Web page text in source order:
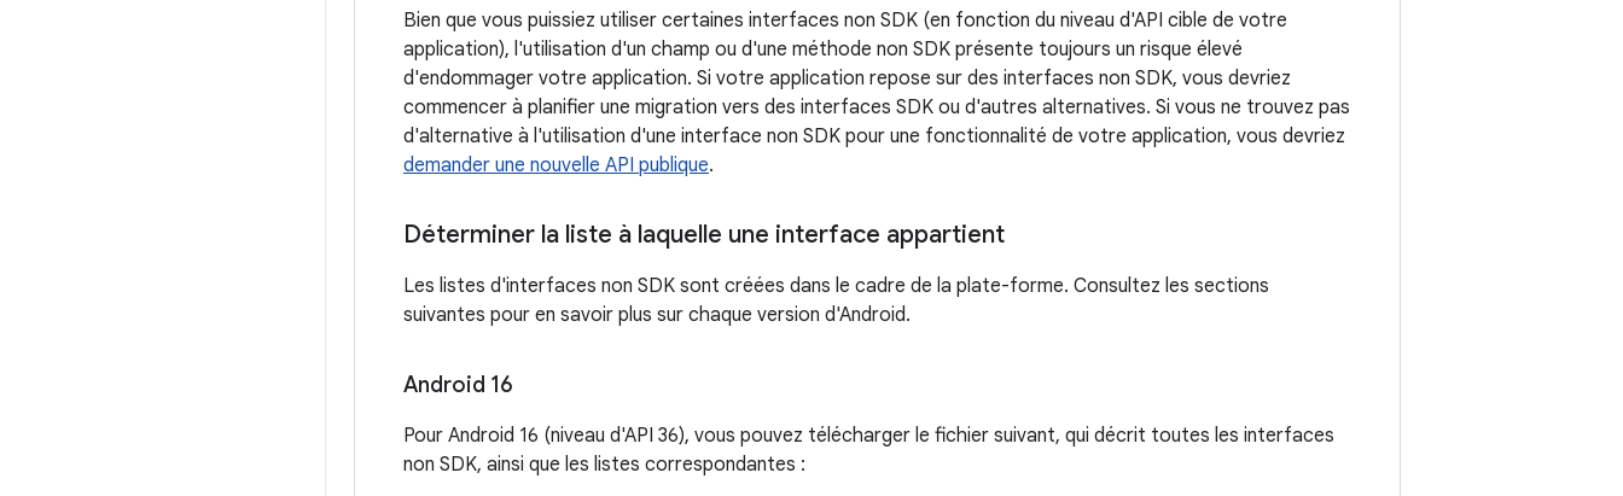
Bien que vous puissiez utiliser certaines interfaces non SDK (en fonction du niveau d'API cible de votre
application), l'utilisation d'un champ ou d'une méthode non SDK présente toujours un risque élevé
d'endommager votre application. Si votre application repose sur des interfaces non SDK, vous devriez
commencer à planifier une migration vers des interfaces SDK ou d'autres alternatives. Si vous ne trouvez pas
d'alternative à l'utilisation d'une interface non SDK pour une fonctionnalité de votre application, vous devriez
demander une nouvelle API publique.
Déterminer la liste à laquelle une interface appartient
Les listes d'interfaces non SDK sont créées dans le cadre de la plate-forme. Consultez les sections
suivantes pour en savoir plus sur chaque version d'Android.
Android 16
Pour Android 16 (niveau d'API 36), vous pouvez télécharger le fichier suivant, qui décrit toutes les interfaces
non SDK, ainsi que les listes correspondantes :